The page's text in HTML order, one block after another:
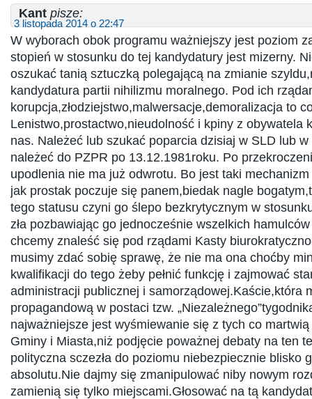
Kant pisze:
3 listopada 2014 o 22:47
W wyborach obok programu ważniejszy jest poziom
stopień w stosunku do tej kandydatury jest mizerny.
oszukać tanią sztuczką polegającą na zmianie
kandydatura partii nihilizmu moralnego. Pod ich
korupcja,złodziejstwo,malwersacje,demoralizacja to
Lenistwo,prostactwo,nieudolność i kpiny z obywatela
nas. Należeć lub szukać poparcia dzisiaj w SLD lub
należeć do PZPR po 13.12.1981roku. Po
upodlenia nie ma już odwrotu. Bo jest taki
jak prostak poczuje się panem,biedak nagle
tego statusu czyni go ślepo bezkrytycznym w
zła pozbawiając go jednocześnie wszelkich
chcemy znaleść się pod rządami Kasty
musimy zdać sobię sprawę, że nie ma ona choćby
kwalifikacji do tego żeby pełnić funkcję i zajmować
administracji publicznej i samorządowej.Kaście,która
propagandową w postaci tzw.
najważniejsze jest wyśmiewanie się z tych co
Gminy i Miasta,niż podjęcie poważnej debaty na ten
polityczna sczezła do poziomu niebezpiecznie blisko
absolutu.Nie dajmy się zmanipulować niby nowym
zamienią się tylko miejscami.Głosować na tą